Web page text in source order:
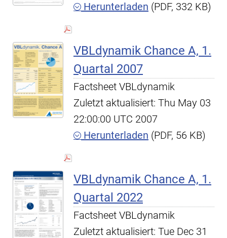
Herunterladen (PDF, 332 KB)
VBLdynamik Chance A, 1.
Quartal 2007
Factsheet VBLdynamik
Zuletzt aktualisiert: Thu May 03
22:00:00 UTC 2007
Herunterladen (PDF, 56 KB)
VBLdynamik Chance A, 1.
Quartal 2022
Factsheet VBLdynamik
Zuletzt aktualisiert: Tue Dec 31